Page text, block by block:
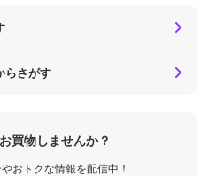
らさがす
買物しませんか？
おトクな情報を配信中！